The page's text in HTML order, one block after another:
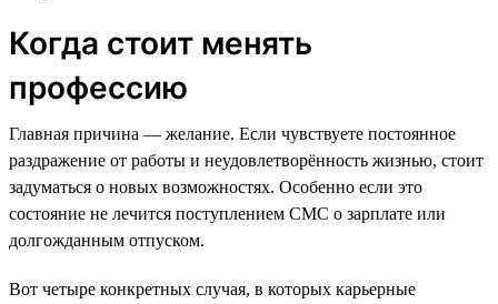
Когда стоит менять
профессию
Главная причина — желание. Если чувствуете постоянное
раздражение от работы и неудовлетворённость жизнью, стоит
задуматься о новых возможностях. Особенно если это
состояние не лечится поступлением СМС о зарплате или
долгожданным отпуском.
Вот четыре конкретных случая, в которых карьерные